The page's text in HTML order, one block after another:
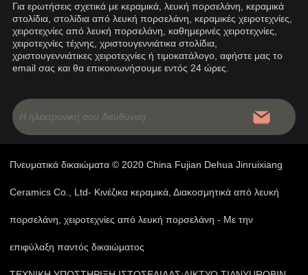
Για ερωτήσεις σχετικά με κεραμικά, λευκή πορσελάνη, κεραμικά
στολίδια, στολίδια από λευκή πορσελάνη, κεραμικές χειροτεχνίες,
χειροτεχνίες από λευκή πορσελάνη, καθημερινές χειροτεχνίες,
χειροτεχνίες τέχνης, χριστουγεννιάτικα στολίδια,
χριστουγεννιάτικες χειροτεχνίες ή τιμοκατάλογο, αφήστε μας το
email σας και θα επικοινωνήσουμε εντός 24 ώρες.
Πνευματικά δικαιώματα © 2020 China Fujian Dehua Jinruixiang
Ceramics Co., Ltd- Κινέζικα κεραμικά, Διακοσμητικά από λευκή
πορσελάνη, χειροτεχνίες από λευκή πορσελάνη - Με την
επιφύλαξη παντός δικαιώματος